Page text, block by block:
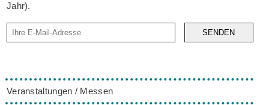
Jahr).
SENDEN
Veranstaltungen / Messen